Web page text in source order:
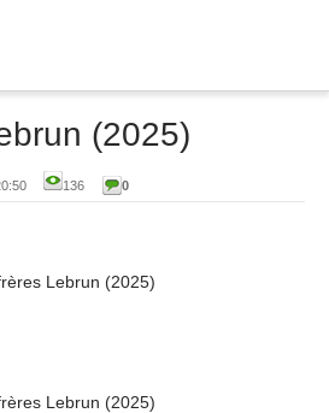
(2025)
136 0
Lebrun (2025)
Lebrun (2025)